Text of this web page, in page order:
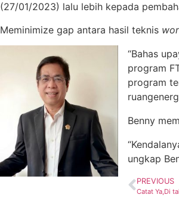
(27/01/2023) lalu lebih kepada
Meminimize gap antara hasil teknis
“Bahas
program
program
Benny
ungkap
PREVIOUS
Catat Ya,Di